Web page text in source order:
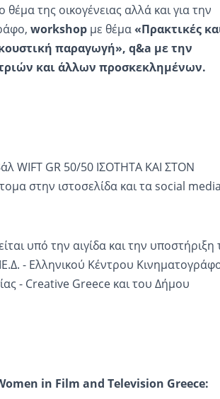
της οικογένειας αλλά και για την
workshop με θέμα«Πρακτικές
παραγωγή», q&a με την
και άλλων προσκεκλημένων.
WIFT GR 50/50 ΙΣΟΤΗΤΑ ΚΑΙ ΣΤΟΝ
στην ιστοσελίδα και τα social media
υπό την αιγίδα και την υποστήριξη
- Ελληνικού Κέντρου
- Creative Greece και του Δήμου
in Film and Television Greece: